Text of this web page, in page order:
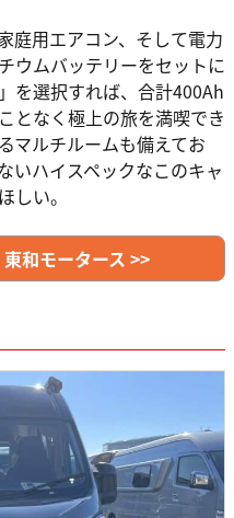
庭用エアコン、そして電力
ウムバッテリーをセットに
を選択すれば、合計400Ah
となく極上の旅を満喫でき
マルチルームも備えてお
いハイスペックなこのキャ
しい。
東和モータース >>